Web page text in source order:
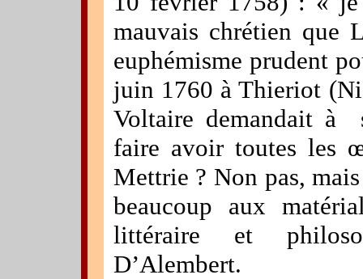
mauvais chrétien que
euphémisme prudent
juin 1760 à Thieriot
Voltaire demandait à
faire avoir toutes les
Mettrie ? Non pas,
beaucoup aux
littéraire et
D’Alembert.